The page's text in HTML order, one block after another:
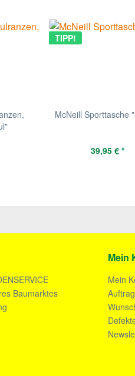
TIPP!
McNeill Sporttasche
39,95 € *
Baumarktes
Mein
Mein